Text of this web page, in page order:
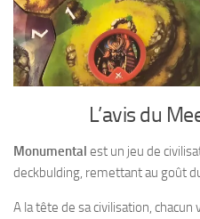
L’avis du
Monumental est un jeu de
deckbulding, remettant au goût
A la tête de sa civilisation,